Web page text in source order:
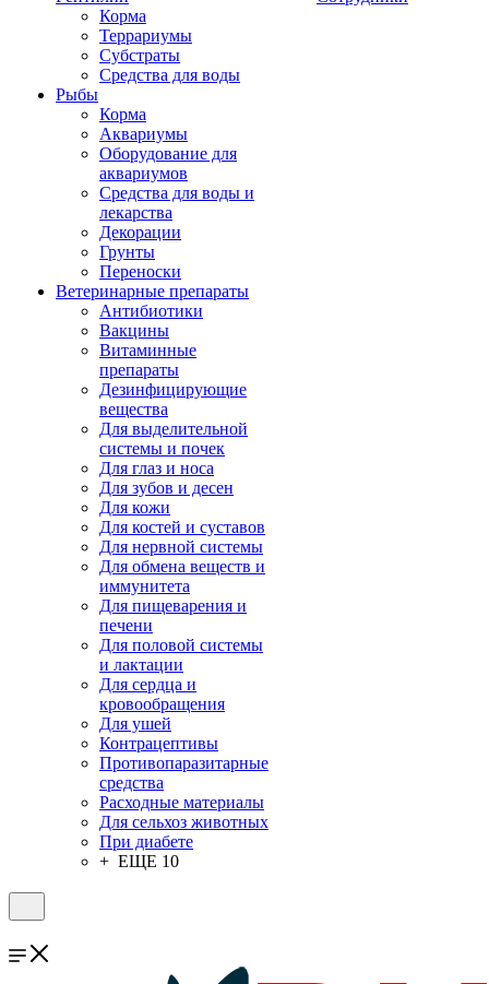
Корма
Террариумы
Субстраты
Средства для воды
Рыбы
Корма
Аквариумы
Оборудование для
аквариумов
Средства для воды и
лекарства
Декорации
Грунты
Переноски
Ветеринарные препараты
Антибиотики
Вакцины
Витаминные
препараты
Дезинфицирующие
вещества
Для выделительной
системы и почек
Для глаз и носа
Для зубов и десен
Для кожи
Для костей и суставов
Для нервной системы
Для обмена веществ и
иммунитета
Для пищеварения и
печени
Для половой системы
и лактации
Для сердца и
кровообращения
Для ушей
Контрацептивы
Противопаразитарные
средства
Расходные материалы
Для сельхоз животных
При диабете
+ ЕЩЕ 10